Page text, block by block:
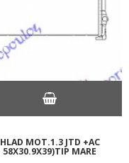
HLAD MOT.1.3 JTD +AC
58X30.9X39)TIP MARE